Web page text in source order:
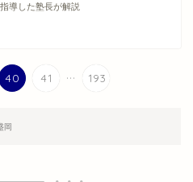
導した塾長が解説
40 41 ... 193
岡